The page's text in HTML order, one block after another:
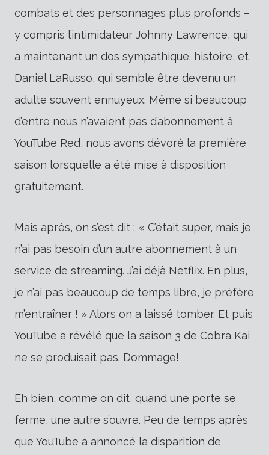
combats et des personnages plus profonds –
y compris l’intimidateur Johnny Lawrence, qui
a maintenant un dos sympathique. histoire, et
Daniel LaRusso, qui semble être devenu un
adulte souvent ennuyeux. Même si beaucoup
d’entre nous n’avaient pas d’abonnement à
YouTube Red, nous avons dévoré la première
saison lorsqu’elle a été mise à disposition
gratuitement.
Mais après, on s’est dit : « C’était super, mais je
n’ai pas besoin d’un autre abonnement à un
service de streaming. J’ai déjà Netflix. En plus,
je n’ai pas beaucoup de temps libre, je préfère
m’entraîner ! » Alors on a laissé tomber. Et puis
YouTube a révélé que la saison 3 de Cobra Kai
ne se produisait pas. Dommage!
Eh bien, comme on dit, quand une porte se
ferme, une autre s’ouvre. Peu de temps après
que YouTube a annoncé la disparition de